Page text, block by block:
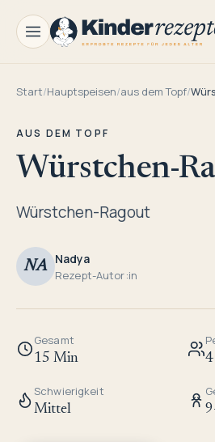
Start/Hauptspeisen/aus dem Topf/
AUS DEM TOPF
Würstchen-
Würstchen-Ragout
NA Nadya
Rezept-Autor:in
Gesamt
15 Min
4
Schwierigkeit
Mittel